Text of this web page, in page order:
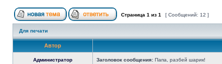
Страница 1 из 1 [ Сообщений: 12 ]
Для печати
Автор
Администратор Заголовок сообщения: Папа, разбей шарик!